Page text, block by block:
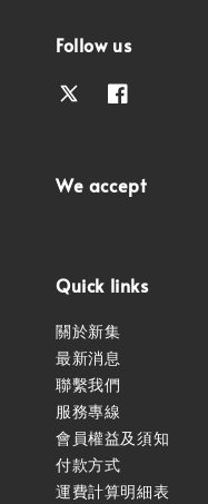
Follow us
We accept
Quick links
關於新集
最新消息
聯繫我們
服務專線
會員權益及須知
付款方式
運費計算明細表